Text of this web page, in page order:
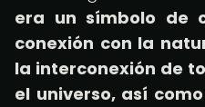
era un símbolo de
conexión con la
la interconexión de
el universo, así